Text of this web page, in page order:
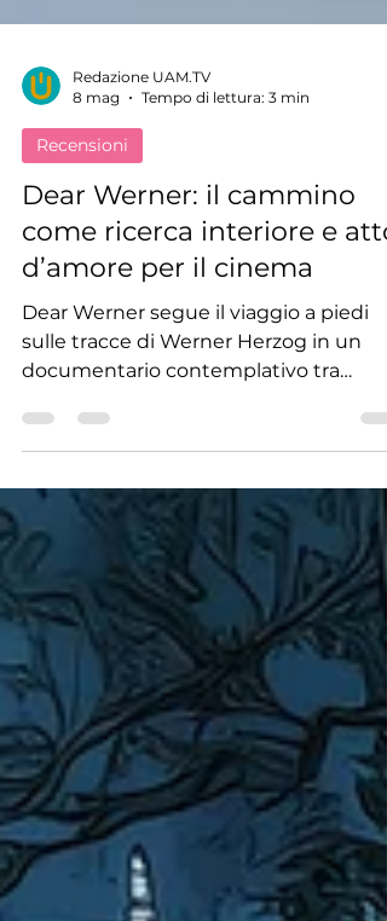
Redazione UAM.TV
8 mag
Tempo di lettura: 3 min
Dear Werner: il cammino
come ricerca interiore e atto
d’amore per il cinema
Dear Werner segue il viaggio a piedi
sulle tracce di Werner Herzog in un
documentario contemplativo tra
cinema, natura, silenzio e ricerca